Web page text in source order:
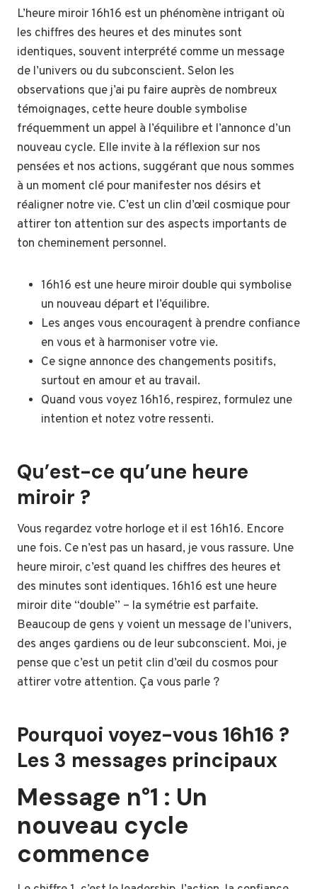
L’heure miroir 16h16 est un phénomène intrigant où
les chiffres des heures et des minutes sont
identiques, souvent interprété comme un message
de l’univers ou du subconscient. Selon les
observations que j’ai pu faire auprès de nombreux
témoignages, cette heure double symbolise
fréquemment un appel à l’équilibre et l’annonce d’un
nouveau cycle. Elle invite à la réflexion sur nos
pensées et nos actions, suggérant que nous sommes
à un moment clé pour manifester nos désirs et
réaligner notre vie. C’est un clin d’œil cosmique pour
attirer ton attention sur des aspects importants de
ton cheminement personnel.
16h16 est une heure miroir double qui symbolise
un nouveau départ et l’équilibre.
Les anges vous encouragent à prendre confiance
en vous et à harmoniser votre vie.
Ce signe annonce des changements positifs,
surtout en amour et au travail.
Quand vous voyez 16h16, respirez, formulez une
intention et notez votre ressenti.
Qu’est-ce qu’une heure
miroir ?
Vous regardez votre horloge et il est 16h16. Encore
une fois. Ce n’est pas un hasard, je vous rassure. Une
heure miroir, c’est quand les chiffres des heures et
des minutes sont identiques. 16h16 est une heure
miroir dite “double” – la symétrie est parfaite.
Beaucoup de gens y voient un message de l’univers,
des anges gardiens ou de leur subconscient. Moi, je
pense que c’est un petit clin d’œil du cosmos pour
attirer votre attention. Ça vous parle ?
Pourquoi voyez-vous 16h16 ?
Les 3 messages principaux
Message n°1 : Un
nouveau cycle
commence